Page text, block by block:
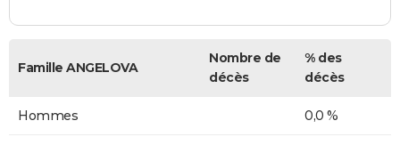
Famille ANGELOVA
Nombre de
décès
% des
décès
Hommes 0,0 %